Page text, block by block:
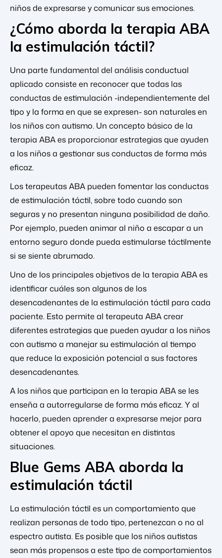
niños de expresarse y comunicar sus emociones.
¿Cómo aborda la terapia ABA
la estimulación táctil?
Una parte fundamental del análisis conductual
aplicado consiste en reconocer que todas las
conductas de estimulación -independientemente del
tipo y la forma en que se expresen- son naturales en
los niños con autismo. Un concepto básico de la
terapia ABA es proporcionar estrategias que ayuden
a los niños a gestionar sus conductas de forma más
eficaz.
Los terapeutas ABA pueden fomentar las conductas
de estimulación táctil, sobre todo cuando son
seguras y no presentan ninguna posibilidad de daño.
Por ejemplo, pueden animar al niño a escapar a un
entorno seguro donde pueda estimularse táctilmente
si se siente abrumado.
Uno de los principales objetivos de la terapia ABA es
identificar cuáles son algunos de los
desencadenantes de la estimulación táctil para cada
paciente. Esto permite al terapeuta ABA crear
diferentes estrategias que pueden ayudar a los niños
con autismo a manejar su estimulación al tiempo
que reduce la exposición potencial a sus factores
desencadenantes.
A los niños que participan en la terapia ABA se les
enseña a autorregularse de forma más eficaz. Y al
hacerlo, pueden aprender a expresarse mejor para
obtener el apoyo que necesitan en distintas
situaciones.
Blue Gems ABA aborda la
estimulación táctil
La estimulación táctil es un comportamiento que
realizan personas de todo tipo, pertenezcan o no al
espectro autista. Es posible que los niños autistas
sean más propensos a este tipo de comportamientos